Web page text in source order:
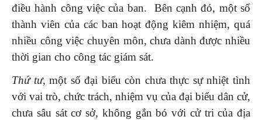
điều hành công việc của ban. Bên cạnh đó, một số
thành viên của các ban hoạt động kiêm nhiệm, quá
nhiều công việc chuyên môn, chưa dành được nhiều
thời gian cho công tác giám sát.
Thứ tư, một số đại biểu còn chưa thực sự nhiệt tình
với vai trò, chức trách, nhiệm vụ của đại biểu dân cử,
chưa sâu sát cơ sở, không gắn bó với cử tri của địa